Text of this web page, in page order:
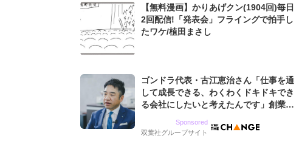
【無料漫画】かりあげクン(1904回)毎日
2回配信!「発表会」フライングで拍手し
たワケ/植田まさし
ゴンドラ代表・古江恵治さん「仕事を通
して成長できる、わくわくドキドキでき
る会社にしたいと考えたんです」創業来
グ会社のアイデンティティ
Sponsored
双葉社グループサイト